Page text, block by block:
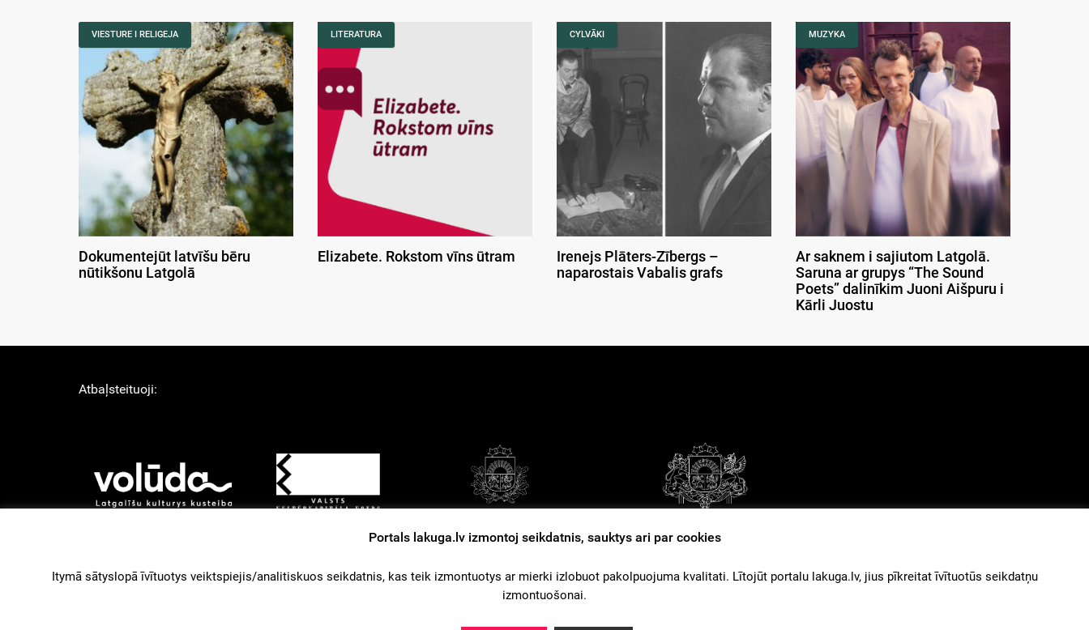
VIESTURE I RELIGEJA
Dokumentejūt latvīšu bēru
nūtikšonu Latgolā
LITERATURA
Elizabete. Rokstom vīns ūtram
CYLVĀKI
Irenejs Plāters-Zībergs –
naparostais Vabalis grafs
MUZYKA
Ar saknem i sajiutom Latgolā.
Saruna ar grupys “The Sound
Poets” dalinīkim Juoni Aišpuru i
Kārli Juostu
Atbaļsteituoji:
paleidzeibu
iz augšu
Portals lakuga.lv izmontoj seikdatnis, sauktys ari par cookies
Itymā sātyslopā īvītuotys veiktspiejis/analitiskuos seikdatnis, kas teik izmontuotys ar mierki izlobuot pakolpuojuma kvalitati. Lītojūt portalu lakuga.lv, jius pīkreitat īvītuotūs seikdatņu
izmontuošonai.